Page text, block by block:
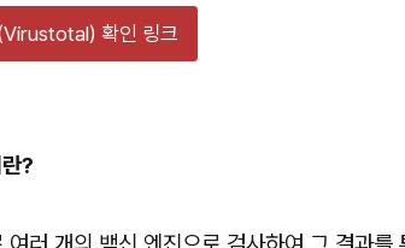
확인 링크
?